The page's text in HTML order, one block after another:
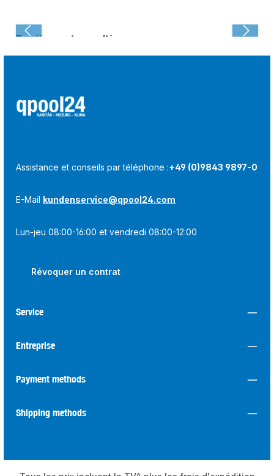
Dernièrement consulté :
Assistance et conseils par téléphone :+49 (0)9843 9897-0
E-Mail kundenservice@qpool24.com
Lun-jeu 08:00-16:00 et vendredi 08:00-12:00
Révoquer un contrat
Service
Entreprise
Payment methods
Shipping methods